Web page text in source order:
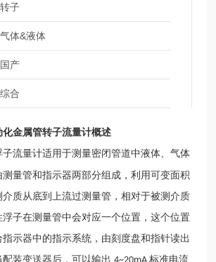
转子
气体&液体
国产
综合
化金属管转子流量计概述
子流量计适用于测量密闭管道中液体、气体
量管和指示器两部分组成，利用可变面积
质从底到上流过测量管，相对于被测介质
子在测量管中会对应一个位置，这个位置
示器中的指示系统，由刻度盘和指针读出
装变送器后，可以输出
标准电流